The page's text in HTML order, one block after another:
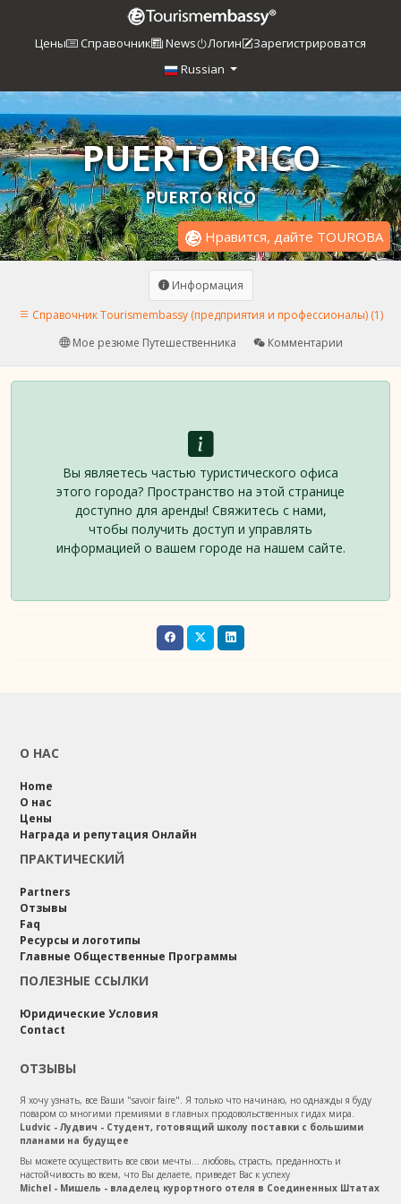
Цены Справочник News Логин
Зарегистрироватся
Russian
PUERTO RICO
PUERTO RICO
Нравится, дайте TOUROBA
Информация
Справочник Tourismembassy (предприятия и профессионалы) (1)
Мое резюме Путешественника
Комментарии
Вы являетесь частью туристического офиса
этого города? Пространство на этой странице
доступно для аренды! Свяжитесь с нами,
чтобы получить доступ и управлять
информацией о вашем городе на нашем сайте.
О НАС
Home
О нас
Цены
Награда и репутация Онлайн
ПРАКТИЧЕСКИЙ
Partners
Отзывы
Faq
Ресурсы и логотипы
Главные Общественные Программы
ПОЛЕЗНЫЕ ССЫЛКИ
Юридические Условия
Contact
ОТЗЫВЫ
Я хочу узнать, все Ваши "savoir faire". Я только что начинаю, но однажды я буду
поваром со многими премиями в главных продовольственных гидах мира.
Ludvic - Лудвич - Студент, готовящий школу поставки с большими
планами на будущее
Вы можете осуществить все свои мечты... любовь, страсть, преданность и
настойчивость во всем, что Вы делаете, приведет Вас к успеху
Michel - Мишель - владелец курортного отеля в Соединенных Штатах